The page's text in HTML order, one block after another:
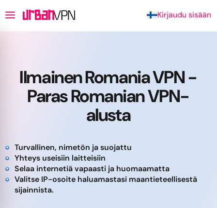
Kirjaudu sisään
Ilmainen Romania VPN -
Paras Romanian VPN-
alusta
Turvallinen, nimetön ja suojattu
Yhteys useisiin laitteisiin
Selaa internetiä vapaasti ja huomaamatta
Valitse IP-osoite haluamastasi maantieteellisestä
sijainnista.